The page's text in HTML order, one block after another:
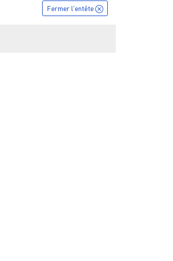
Fermer l'entête